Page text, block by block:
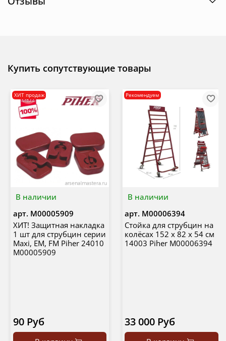
Купить сопутствующие товары
В наличии
ХИТ продаж
арт. М00005909
ХИТ! Защитная накладка
1 шт для струбцин серии
Maxi, EM, FM Piher 24010
М00005909
90 Руб
В наличии
Рекомендуем
арт. М00006394
Стойка для струбцин на
колёсах 152 х 82 х 54 см
14003 Piher М00006394
33 000 Руб